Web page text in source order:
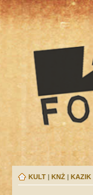
KULT | KNŻ | KAZIK